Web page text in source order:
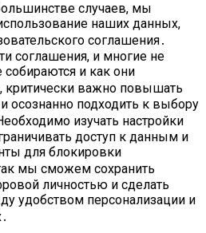
случаев, мы
наших данных,
соглашения․
соглашения, и многие не
и как они
критически важно повышать
осознанно подходить к выбору
изучать настройки
доступ к данным и
для блокировки
мы сможем сохранить
личностью и сделать
удобством персонализации и